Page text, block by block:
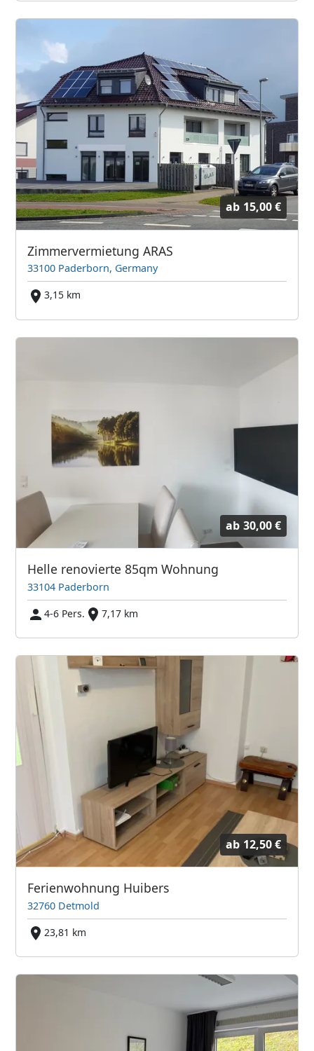
ab 15,00 €
Zimmervermietung ARAS
33100 Paderborn, Germany
3,15 km
ab 30,00 €
Helle renovierte 85qm Wohnung
33104 Paderborn
4-6 Pers.
7,17 km
ab 12,50 €
Ferienwohnung Huibers
32760 Detmold
23,81 km